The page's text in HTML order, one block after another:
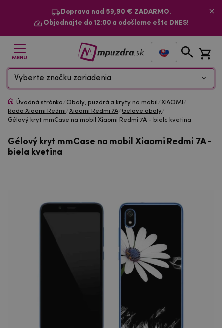
Doprava nad 59,90 € ZADARMO.
Objednajte do 12:00 a odošleme ešte DNES!
MENU
Vyberte značku zariadenia
Úvodná stránka/Obaly, puzdrá a kryty na mobil /XIAOMI /
Rada Xiaomi Redmi/Xiaomi Redmi 7A/Gélové obaly/
Gélový kryt mmCase na mobil Xiaomi Redmi 7A - biela kvetina
Gélový kryt mmCase na mobil Xiaomi Redmi 7A -
biela kvetina